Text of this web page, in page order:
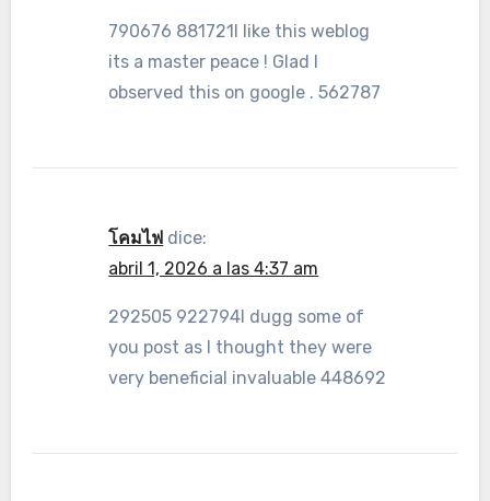
790676 881721I like this weblog
its a master peace ! Glad I
observed this on google . 562787
โคมไฟ dice:
abril 1, 2026 a las 4:37 am
292505 922794I dugg some of
you post as I thought they were
very beneficial invaluable 448692